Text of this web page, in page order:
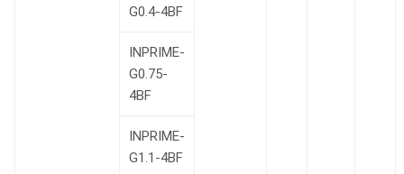
G0.4-4BF
INPRIME-
G0.75-
4BF
INPRIME-
G1.1-4BF